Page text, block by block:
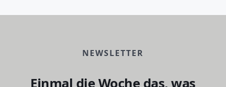
NEWSLETTER
Einmal die Woche das, was